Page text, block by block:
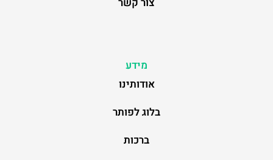
מידע
אודותינו
בלוג לפותר
ברכות